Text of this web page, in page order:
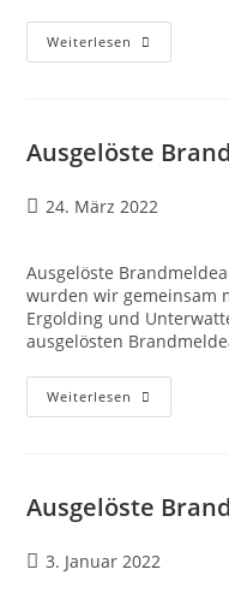
Weiterlesen
Ausgelöste
24. März 2022
Ausgelöste
wurden wir gemeinsam
Ergolding und
ausgelösten
Weiterlesen
Ausgelöste
3. Januar 2022